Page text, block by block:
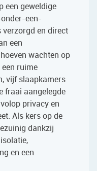
een geweldige
een-
en direct
een
wachten op
ruime
vijf slaapkamers
fraai aangelegde
privacy en
Als kers op de
dankzij
en een